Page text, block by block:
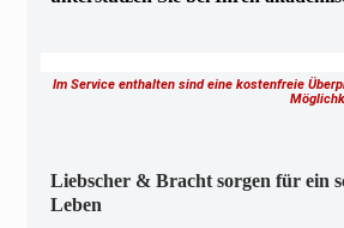
Im Service enthalten sind eine kostenfreie
Liebscher & Bracht sorgen für ein
Leben